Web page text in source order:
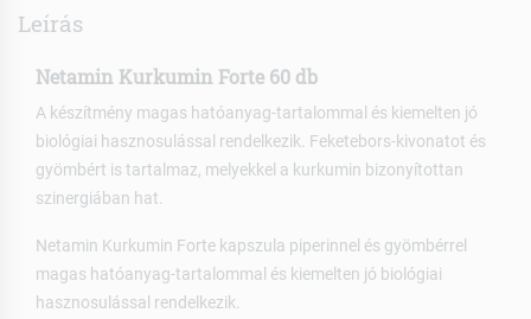
Leírás
Netamin Kurkumin Forte 60 db
A készítmény magas hatóanyag-tartalommal és kiemelten jó
biológiai hasznosulással rendelkezik. Feketebors-kivonatot és
gyömbért is tartalmaz, melyekkel a kurkumin bizonyítottan
szinergiában hat.
Netamin Kurkumin Forte kapszula piperinnel és gyömbérrel
magas hatóanyag-tartalommal és kiemelten jó biológiai
hasznosulással rendelkezik.